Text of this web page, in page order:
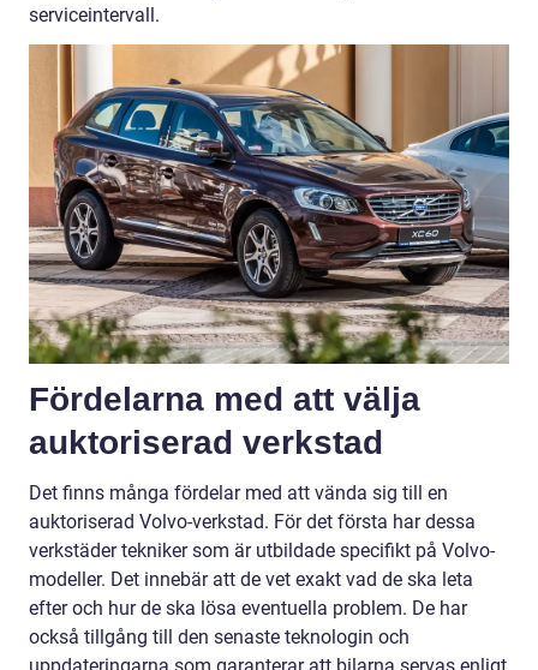
serviceintervall.
Fördelarna med att välja
auktoriserad verkstad
Det finns många fördelar med att vända sig till en
auktoriserad Volvo-verkstad. För det första har dessa
verkstäder tekniker som är utbildade specifikt på Volvo-
modeller. Det innebär att de vet exakt vad de ska leta
efter och hur de ska lösa eventuella problem. De har
också tillgång till den senaste teknologin och